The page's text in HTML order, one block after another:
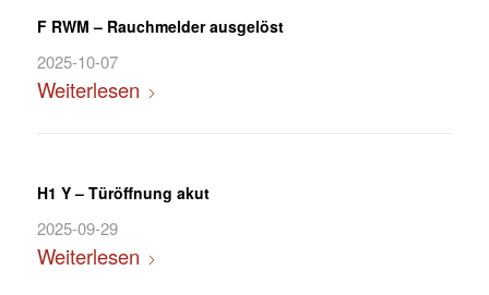
F RWM – Rauchmelder ausgelöst
2025-10-07
Weiterlesen
H1 Y – Türöffnung akut
2025-09-29
Weiterlesen